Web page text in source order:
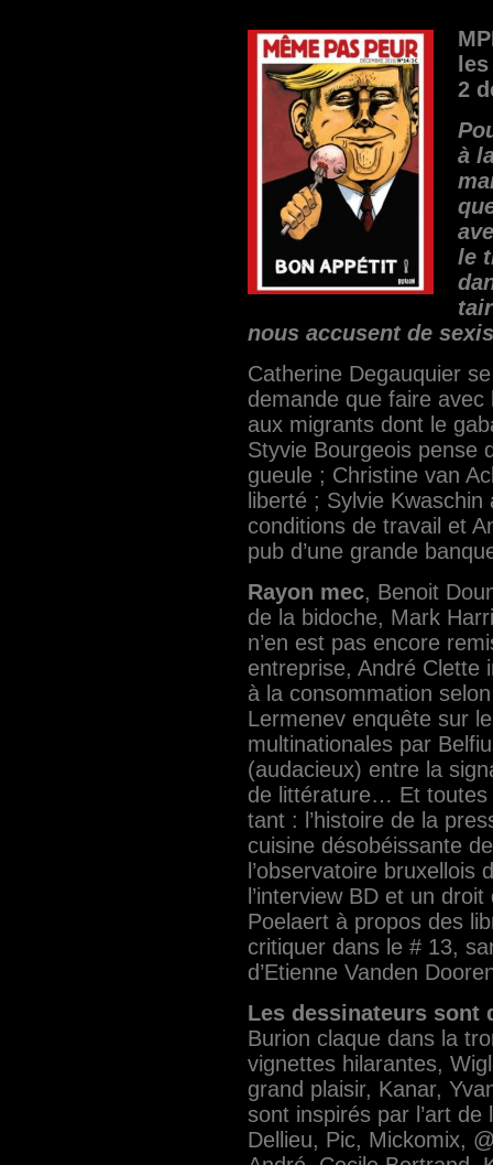
2
à
le
nous accusent de
Catherine Degauquier​
demande que faire
aux migrants dont le
Styvie Bourgeois​ pense
gueule ; Christine van
liberté ; Sylvie
conditions de travail et
pub d’une grande
Rayon mec, Benoit
de la bidoche, Mark
n’en est pas encore
entreprise, André Clette​
à la consommation
Lermenev enquête sur
multinationales par
(audacieux) entre la
de littérature… Et toutes
tant : l’histoire de la
cuisine désobéissante
l’observatoire bruxellois
l’interview BD et un
Poelaert​ à propos des
critiquer dans le # 13,
d’Etienne Vanden
Les dessinateurs sont
Burion​ claque dans la
vignettes hilarantes,
grand plaisir, Kanar,
sont inspirés par l’art
Dellieu​, Pic, Mickomix,